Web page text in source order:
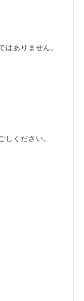
ありません。
ください。